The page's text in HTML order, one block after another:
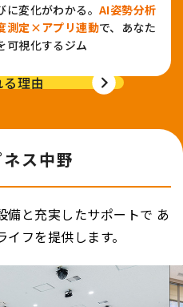
に変化がわかる。AI姿勢分析
測定×アプリ連動で、あなた
可視化するジム
理由
ス中野
備と充実したサポートで あ
フを提供します。